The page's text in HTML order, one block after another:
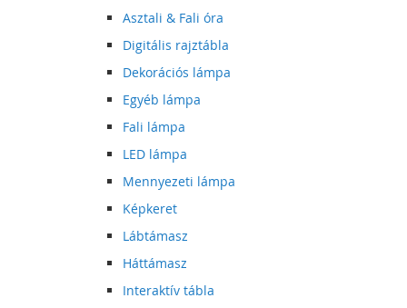
Asztali & Fali óra
Digitális rajztábla
Dekorációs lámpa
Egyéb lámpa
Fali lámpa
LED lámpa
Mennyezeti lámpa
Képkeret
Lábtámasz
Háttámasz
Interaktív tábla